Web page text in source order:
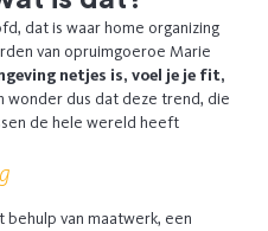
dat is waar home organizing
van opruimgoeroe Marie
netjes is, voel je je fit,
wonder dus dat deze trend, die
de hele wereld heeft
behulp van maatwerk, een